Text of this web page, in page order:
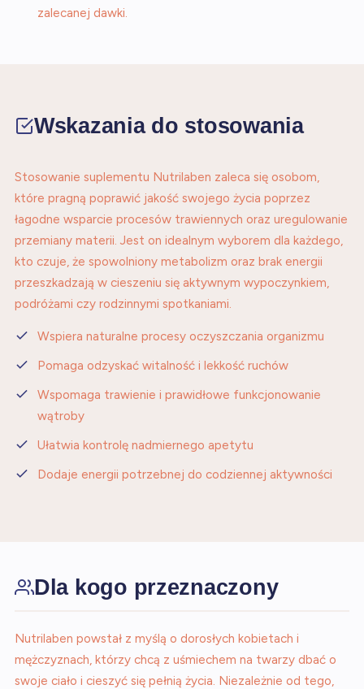
zalecanej dawki.
Wskazania do stosowania
Stosowanie suplementu Nutrilaben zaleca się osobom,
które pragną poprawić jakość swojego życia poprzez
łagodne wsparcie procesów trawiennych oraz uregulowanie
przemiany materii. Jest on idealnym wyborem dla każdego,
kto czuje, że spowolniony metabolizm oraz brak energii
przeszkadzają w cieszeniu się aktywnym wypoczynkiem,
podróżami czy rodzinnymi spotkaniami.
Wspiera naturalne procesy oczyszczania organizmu
Pomaga odzyskać witalność i lekkość ruchów
Wspomaga trawienie i prawidłowe funkcjonowanie
wątroby
Ułatwia kontrolę nadmiernego apetytu
Dodaje energii potrzebnej do codziennej aktywności
Dla kogo przeznaczony
Nutrilaben powstał z myślą o dorosłych kobietach i
mężczyznach, którzy chcą z uśmiechem na twarzy dbać o
swoje ciało i cieszyć się pełnią życia. Niezależnie od tego,